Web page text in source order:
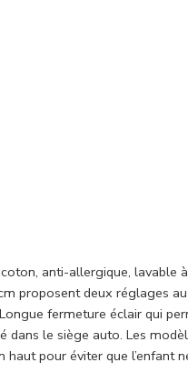
anti-allergique, lavable
proposent deux réglages
fermeture éclair qui
dans le siège auto. Les
pour éviter que l’enfant